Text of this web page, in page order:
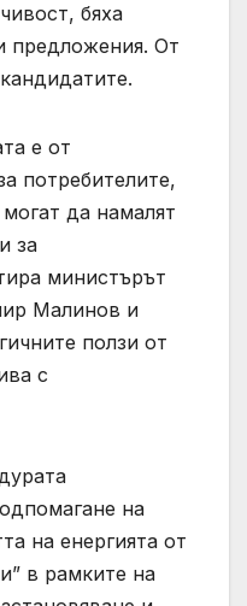
бяха
предложения. От
е от
потребителите,
да намалят
за
министърът
Малинов и
ползи от
с
на
на енергията от
в рамките на